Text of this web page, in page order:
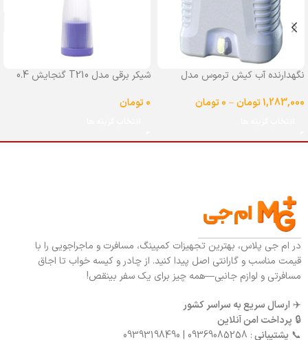
نگهدارنده آب کیش ترموس مدل
1,283,000تومان–
0تومان
شیکر برقی مدل T210 گنجایش 0.4
0تومان
در ام جی پلاس، بهترین تجهیزات کمپینگ، مسافرت و ماجراجویی را با
قیمت مناسب و گارانتی اصل پیدا کنید. از چادر و کیسه خواب تا اجاق
مسافرتی و لوازم جانبی—همه چیز برای یک سفر بینقص!
✈️ ارسال سریع به سراسر کشور
🔒 پرداخت امن آنلاین
📞 پشتیبانی: 09369085258 | 09393198490